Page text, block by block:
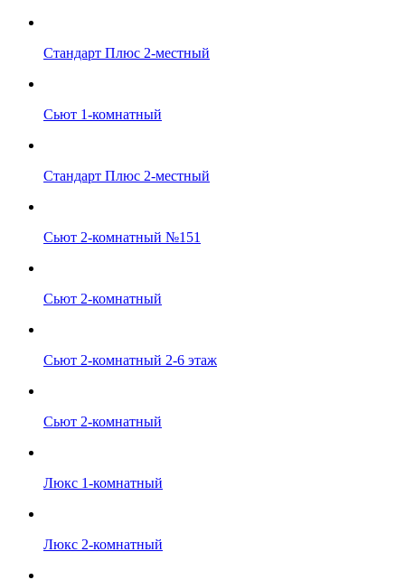
Стандарт Плюс 2-местный
Сьют 1-комнатный
Стандарт Плюс 2-местный
Сьют 2-комнатный №151
Сьют 2-комнатный
Сьют 2-комнатный 2-6 этаж
Сьют 2-комнатный
Люкс 1-комнатный
Люкс 2-комнатный